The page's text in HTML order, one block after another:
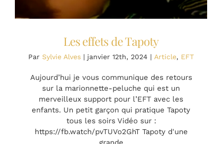
Les effets de Tapoty
Par Sylvie Alves | janvier 12th, 2024 | Article, EFT
Aujourd’hui je vous communique des retours
sur la marionnette-peluche qui est un
merveilleux support pour l’EFT avec les
enfants. Un petit garçon qui pratique Tapoty
tous les soirs Vidéo sur :
https://fb.watch/pvTUVo2GhT Tapoty d'une